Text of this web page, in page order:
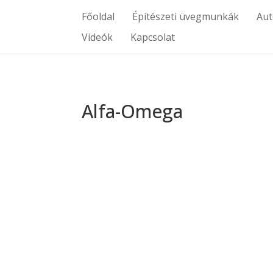
Főoldal Építészeti üvegmunkák
Videók
Kapcsolat
Alfa-Omega